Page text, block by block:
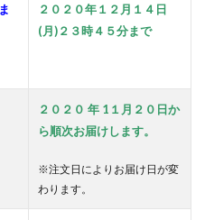
２０２０年１２月１４日
(月)２３時４５分まで
２０２０ 年 1１ 月２０日か
ら順次お届けします。
※注文日によりお届け日が変
わります。